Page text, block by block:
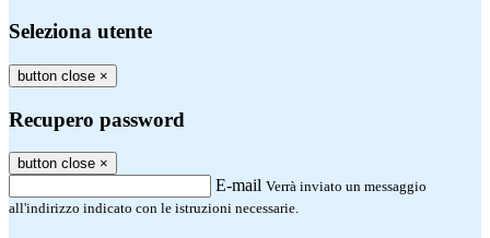
Seleziona utente
button close ×
Recupero password
button close ×
E-mail Verrà inviato un messaggio
all'indirizzo indicato con le istruzioni necessarie.